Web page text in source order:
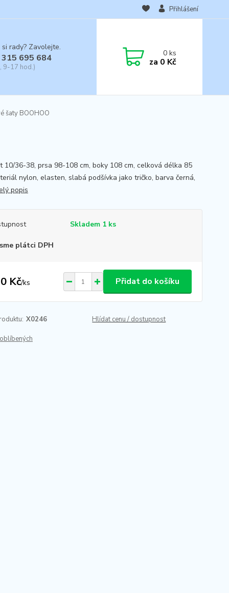
Přihlášení
rady? Zavolejte.
695 684
9-17 hod.)
0ks
za 0 Kč
šaty BOOHOO
10/36-38, prsa 98-108 cm, boky 108 cm, celková délka 85
nylon, elasten, slabá podšívka jako tričko, barva černá,
popis
Skladem 1 ks
plátci DPH
Kč/ks Přidat do košíku
X0246 Hlídat cenu / dostupnost